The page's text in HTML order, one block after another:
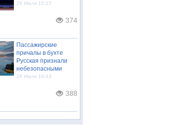
29 Июля 15:27
374
Пассажирские
причалы в бухте
Русская признали
небезопасными
28 Июля 18:43
388